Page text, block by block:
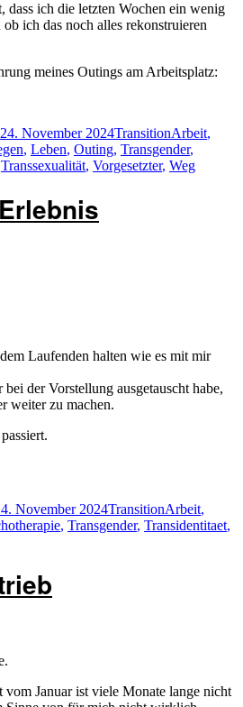
dass ich die letzten Wochen ein wenig
ob ich das noch alles rekonstruieren
meines Outings am Arbeitsplatz:
24. November 2024Kategorien
TransitionArbeit,
, Leben, Outing, Transgender,
Transsexualität, Vorgesetzter, Weg
Laufenden halten wie es mit mir
der Vorstellung ausgetauscht habe,
weiter zu machen.
November 2024Kategorien
TransitionSchlagwörter
Arbeit,
, Transgender, Transidentitaet,
vom Januar ist viele Monate lange nicht